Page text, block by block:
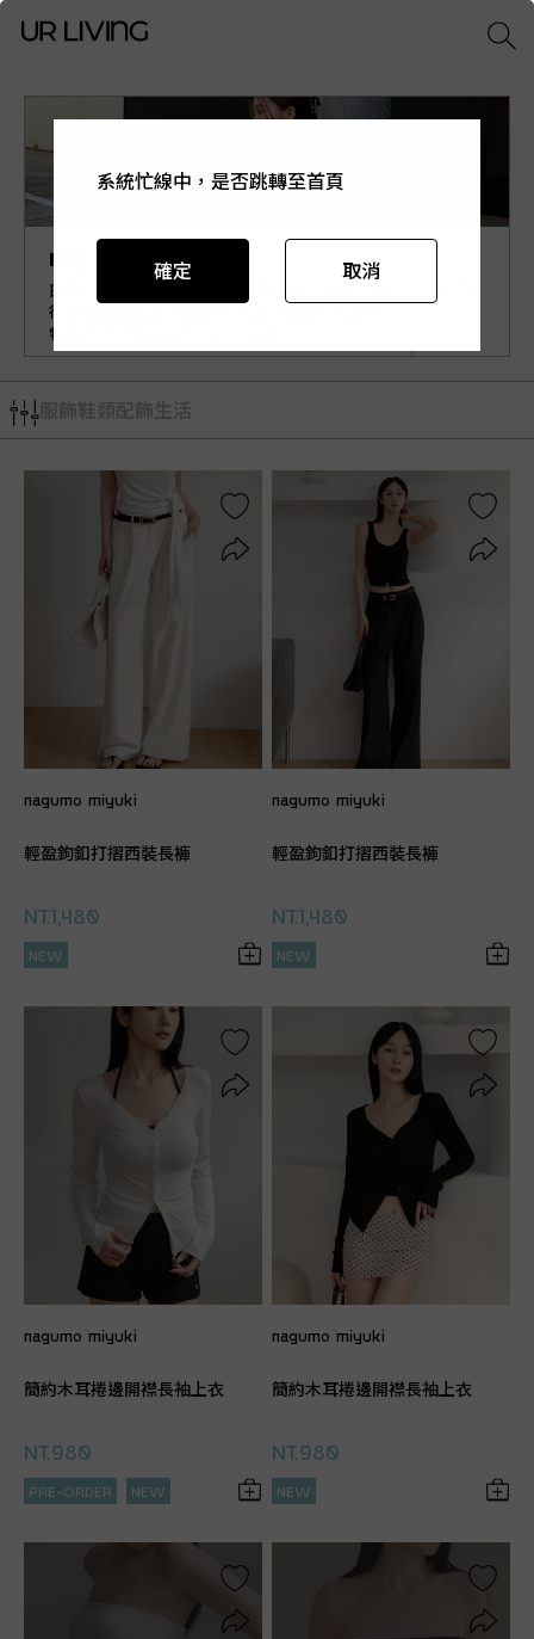
nagumo miyuki
日籍KOL Miyuki Nagumo主理的同名品牌，擅於在流
行最前線選貨之餘，更融入自己的訂製款式，充滿獨
特風格，讓穿搭成為一件享受的事情。
服飾 鞋類配飾生活
nagumo miyuki
輕盈鉤釦打摺西裝長褲
NT.1,480
NEW
nagumo miyuki
輕盈鉤釦打摺西裝長褲
NT.1,480
NEW
nagumo miyuki
簡約木耳捲邊開襟長袖上衣
NT.980
PRE-ORDER NEW
nagumo miyuki
簡約木耳捲邊開襟長袖上衣
NT.980
NEW
系統忙線中，是否跳轉至首頁
確定 取消
系統忙線中，是否跳轉至首頁
確定 取消
系統忙線中，是否跳轉至首頁
確定 取消
系統忙線中，是否跳轉至首頁
確定 取消
系統忙線中，是否跳轉至首頁
確定 取消